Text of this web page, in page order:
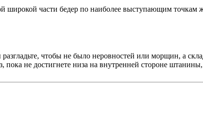
широкой части бедер по наиболее выступающим
чтобы не было неровностей или морщин, а
не достигнете низа на внутренней стороне